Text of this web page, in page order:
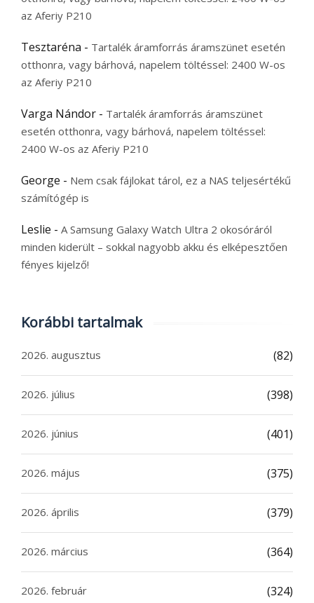
az Aferiy P210
Tesztaréna - Tartalék áramforrás áramszünet esetén
otthonra, vagy bárhová, napelem töltéssel: 2400 W-os
az Aferiy P210
Varga Nándor - Tartalék áramforrás áramszünet
esetén otthonra, vagy bárhová, napelem töltéssel:
2400 W-os az Aferiy P210
George - Nem csak fájlokat tárol, ez a NAS teljesértékű
számítógép is
Leslie - A Samsung Galaxy Watch Ultra 2 okosóráról
minden kiderült – sokkal nagyobb akku és elképesztően
fényes kijelző!
Korábbi tartalmak
2026. augusztus (82)
2026. július (398)
2026. június (401)
2026. május (375)
2026. április (379)
2026. március (364)
2026. február (324)